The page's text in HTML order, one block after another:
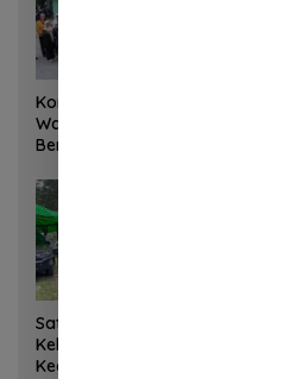
Korem 132/Tadulako dan
Warga Gotong Royong
Bersihkan Gedung Juang
Satgas Yonif 645 GTY Pos
Kelila Laksanakan
Kegiatan Teritorial